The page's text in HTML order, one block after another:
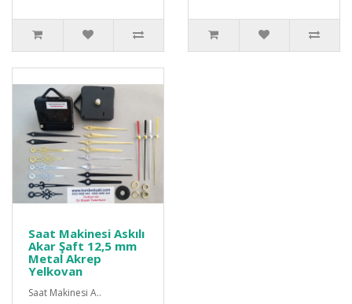
Saat Makinesi Askılı
Akar Şaft 12,5 mm
Metal Akrep
Yelkovan
Saat Makinesi A..